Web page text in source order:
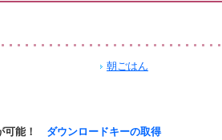
朝ごはん
可能！ ダウンロードキーの取得